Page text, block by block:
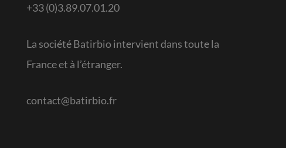
+33 (0)3.89.07.01.20
La société Batirbio intervient dans toute la
France et à l’étranger.
contact@batirbio.fr